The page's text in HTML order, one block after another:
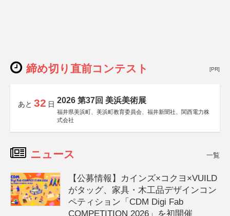
締め切り直前コンテスト [PR]
あと 32 日 2026 第37回 美浜美術展
福井県美浜町、美浜町教育委員会、福井新聞社、関西電力株
式会社
ニュース 一覧
【公募情報】カインズ×コクヨ×VUILD
がタッグ、家具・木工品デザインコン
ペティション「CDM Digi Fab
COMPETITION 2026」を初開催